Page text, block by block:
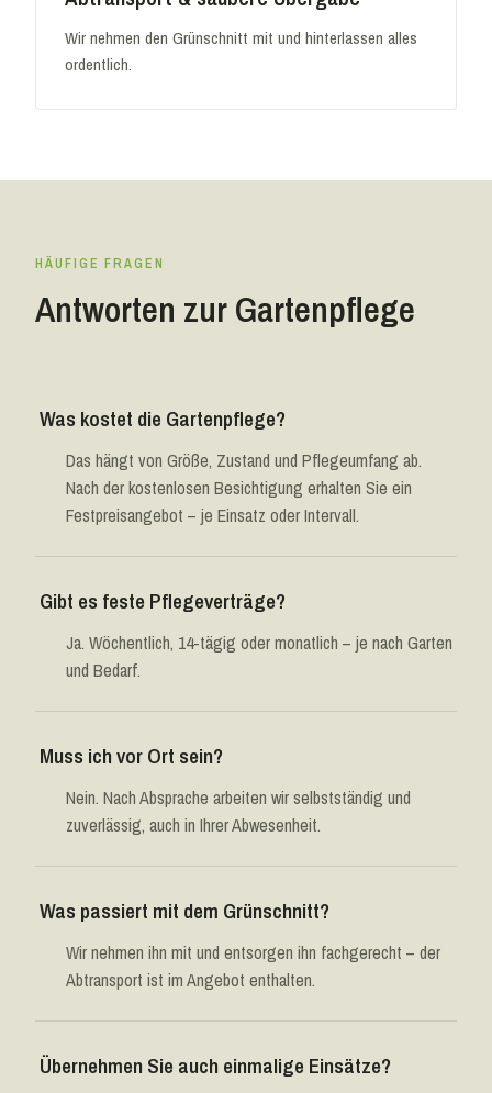
Wir nehmen den Grünschnitt mit und hinterlassen alles
ordentlich.
HÄUFIGE FRAGEN
Antworten zur Gartenpflege
Was kostet die Gartenpflege?
Das hängt von Größe, Zustand und Pflegeumfang ab.
Nach der kostenlosen Besichtigung erhalten Sie ein
Festpreisangebot – je Einsatz oder Intervall.
Gibt es feste Pflegeverträge?
Ja. Wöchentlich, 14-tägig oder monatlich – je nach Garten
und Bedarf.
Muss ich vor Ort sein?
Nein. Nach Absprache arbeiten wir selbstständig und
zuverlässig, auch in Ihrer Abwesenheit.
Was passiert mit dem Grünschnitt?
Wir nehmen ihn mit und entsorgen ihn fachgerecht – der
Abtransport ist im Angebot enthalten.
Übernehmen Sie auch einmalige Einsätze?